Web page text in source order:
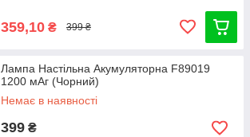
359,10 ₴ 399 ₴
Лампа Настільна Акумуляторна F89019
1200 мАг (Чорний)
Немає в наявності
399 ₴